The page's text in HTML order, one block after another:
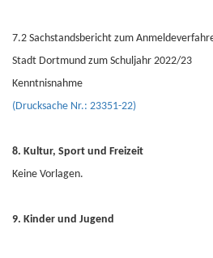
7.2 Sachstandsbericht zum
Stadt Dortmund zum Schuljahr 2022/23
Kenntnisnahme
(Drucksache Nr.: 23351-22)
8. Kultur, Sport und Freizeit
Keine Vorlagen.
9. Kinder und Jugend